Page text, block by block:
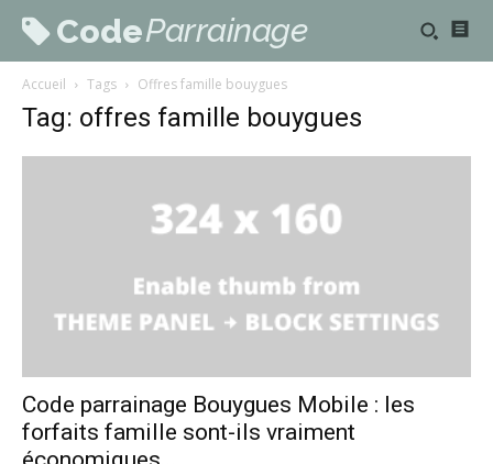
CodeParrainage
Accueil Tags Offres famille bouygues
Tag: offres famille bouygues
Code parrainage Bouygues Mobile : les
forfaits famille sont-ils vraiment